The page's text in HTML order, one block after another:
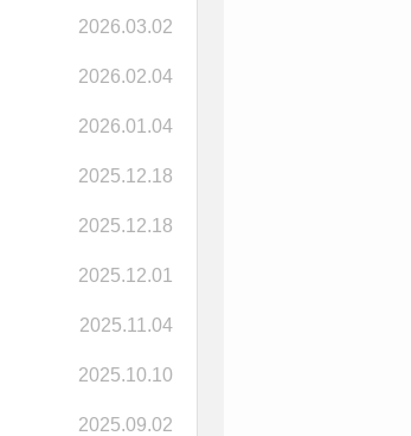
2026.03.02
2026.02.04
2026.01.04
2025.12.18
2025.12.18
2025.12.01
2025.11.04
2025.10.10
2025.09.02